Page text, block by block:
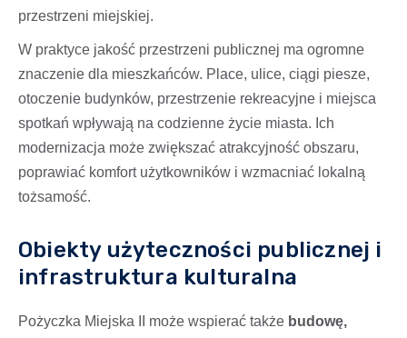
przestrzeni miejskiej.
W praktyce jakość przestrzeni publicznej ma ogromne
znaczenie dla mieszkańców. Place, ulice, ciągi piesze,
otoczenie budynków, przestrzenie rekreacyjne i miejsca
spotkań wpływają na codzienne życie miasta. Ich
modernizacja może zwiększać atrakcyjność obszaru,
poprawiać komfort użytkowników i wzmacniać lokalną
tożsamość.
Obiekty użyteczności publicznej i
infrastruktura kulturalna
Pożyczka Miejska II może wspierać także budowę,